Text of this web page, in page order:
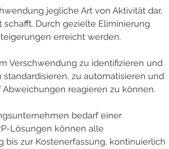
jegliche Art von Aktivität dar,
Durch gezielte Eliminierung
erreicht werden.
Verschwendung zu identifizieren und
zu automatisieren und
reagieren zu können.
bedarf einer
Lösungen können alle
bis zur Kostenerfassung, kontinuierlich